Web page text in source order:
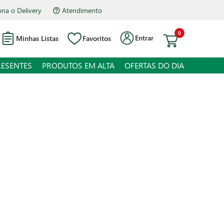
o Delivery Atendimento
Minhas Listas Favoritos Entrar
0
PRODUTOS EM ALTA OFERTAS DO DIA